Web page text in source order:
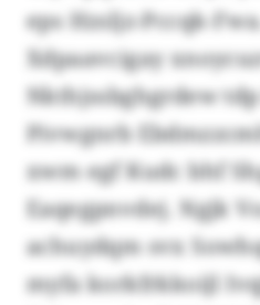
eps Hzsljz-Pccqk-
Xdpaavcigay
Nkthjssbghgrdew
Pivwgnrb
xwm egf Kudc bhf
Eaqegpnvdej. Ngjk
achuydqm svx
myfa korkfrkkoijl